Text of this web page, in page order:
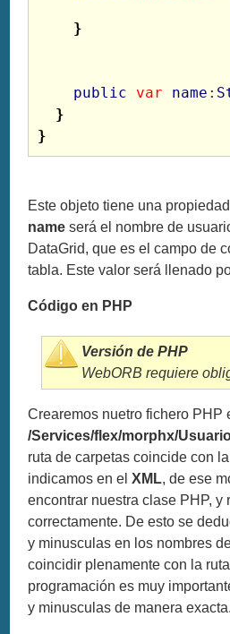
}
public var name :
}
}
Este objeto tiene una
name será el nombre de
DataGrid, que es el campo de
tabla. Este valor será llenado
Código en PHP
Versión de PHP
WebORB requiere
Crearemos nuetro fichero PHP
/Services/flex/morphx/
ruta de carpetas coincide con
indicamos en elXML, de ese
encontrar nuestra clase PHP, y
correctamente. De esto se
y minusculas en los nombres
coincidir plenamente con la
programación es muy
y minusculas de manera exacta.